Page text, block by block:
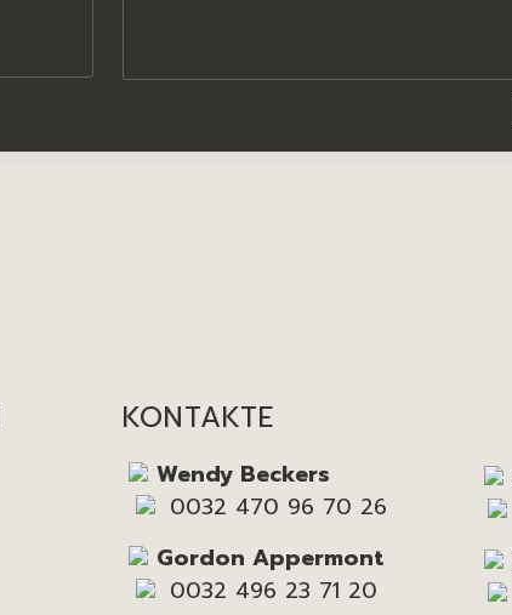
KONTAKTE
Wendy Beckers
0032 470 96 70 26
Gordon Appermont
0032 496 23 71 20